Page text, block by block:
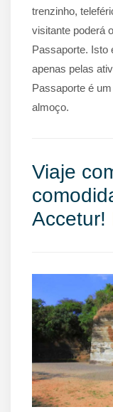
trenzinho,
visitante poderá
Passaporte. Isto
apenas pelas
Passaporte é
almoço.
Viaje
Accetur!